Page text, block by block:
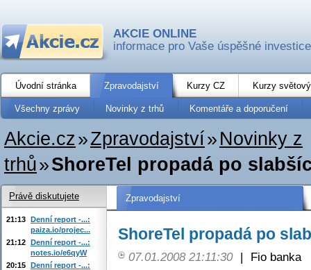
AKCIE ONLINE
informace pro Vaše úspěšné investice
Úvodní stránka Zpravodajství Kurzy CZ Kurzy
Všechny zprávy Novinky z trhů Komentáře a doporučení
Akcie.cz»Zpravodajství» Novinky z
trhů»ShoreTel propadá po
Zpravodajství
ShoreTel propadá po
07.01.2008 21:11:30 |
Fio banka
Právě diskutujete
21:13 Denní report -...:
paiza.io/projec...
21:12 Denní report -...:
notes.io/e6qyW
20:15 Denní report -...: